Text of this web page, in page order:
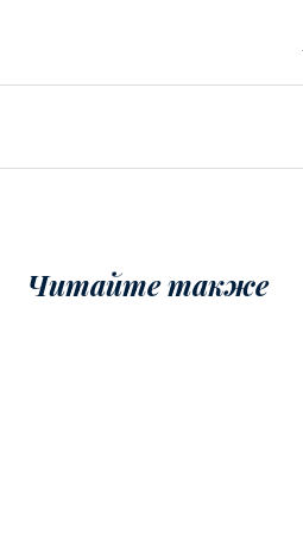
Читайте также